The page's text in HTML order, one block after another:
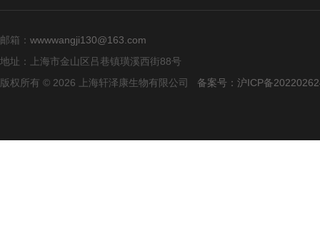
邮箱： wwwwangji130@163.com
地址：上海市金山区吕巷镇璜溪西街88号
版权所有 © 2026 上海轩泽康生物有限公司 备案号：沪ICP备